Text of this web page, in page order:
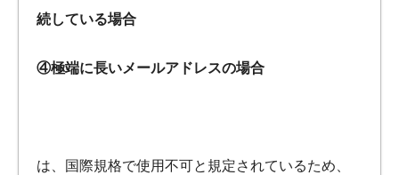
続している場合
④極端に長いメールアドレスの場合
は、国際規格で使用不可と規定されているため、